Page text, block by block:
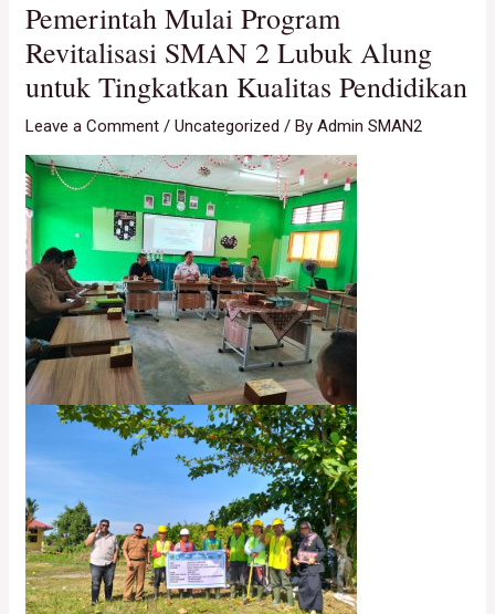
Pemerintah Mulai Program
Revitalisasi SMAN 2 Lubuk Alung
untuk Tingkatkan Kualitas Pendidikan
Leave a Comment /Uncategorized / ByAdmin SMAN2